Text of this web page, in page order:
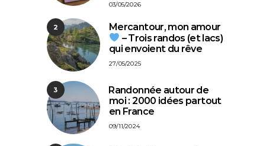
03/05/2026
2
Mercantour, mon amour
– Trois randos (et lacs)
qui envoient du rêve
27/05/2025
3
⁠Randonnée autour de
moi : 2000 idées partout
en France
09/11/2024